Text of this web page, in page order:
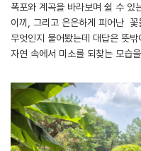
폭포와 계곡을 바라보며 쉴 수 있
이끼, 그리고 은은하게 피어난 꽃
무엇인지 물어봤는데 대답은 뜻
자연 속에서 미소를 되찾는 모습